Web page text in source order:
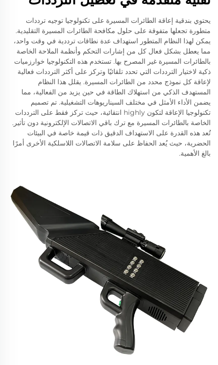
يحتوي بندقية إعاقة الطائرات المسيرة على تكنولوجيا توجيه ترددات
متطورة تجعلها متفوقة على حلول مكافحة الطائرات المسيرة التقليدية.
يمكن لهذا النظام المتطور استهداف عدة نطاقات ترددية في وقت واحد،
مما يعطل بشكل فعال كل من إشارات التحكم وأنظمة الملاحة الخاصة
بالطائرات المسيرة غير المصرح بها. تستخدم هذه التكنولوجيا خوارزميات
ذكية لاختيار الترددات التي تحدد تلقائيًا وتركز على أكثر الترددات فعالية
لإعاقة كل نموذج محدد من الطائرات المسيرة. يقلل هذا النظام
المستهدف الذكي من استهلاك الطاقة في حين يزيد من الفعالية، مما
يضمن الأداء الأمثل في مختلف السيناريوهات التشغيلية. تم تصميم
تكنولوجيا الإعاقة لتكون highly انتقائية، حيث تركز فقط على الترددات
الخاصة بالطائرات المسيرة مع ترك باقي الاتصالات الإلكترونية دون تأثير.
تُعد هذه القدرة على الاستهداف الدقيق ذات قيمة خاصة في البيئات
الحضرية، حيث يُعد الحفاظ على سلامة الاتصالات اللاسلكية الأخرى أمرًا
بالغ الأهمية.